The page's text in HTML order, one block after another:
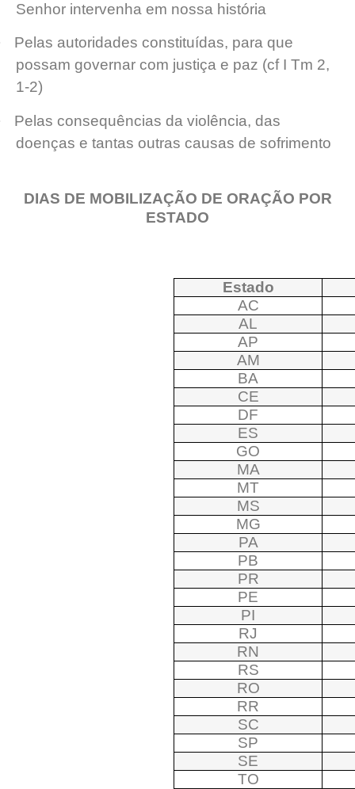
Senhor intervenha em nossa história
Pelas autoridades constituídas, para que
possam governar com justiça e paz (cf I Tm 2,
1-2)
Pelas consequências da violência, das
doenças e tantas outras causas de sofrimento
DIAS DE MOBILIZAÇÃO DE ORAÇÃO POR
ESTADO
Estado
AC
AL
AP
AM
BA
CE
DF
ES
GO
MA
MT
MS
MG
PA
PB
PR
PE
PI
RJ
RN
RS
RO
RR
SC
SP
SE
TO